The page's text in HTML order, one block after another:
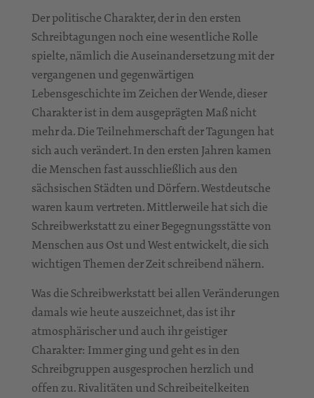
Der politische Charakter, der in den ersten
Schreibtagungen noch eine wesentliche Rolle
spielte, nämlich die Auseinandersetzung mit der
vergangenen und gegenwärtigen
Lebensgeschichte im Zeichen der Wende, dieser
Charakter ist in dem ausgeprägten Maß nicht
mehr da. Die Teilnehmerschaft der Tagungen hat
sich auch verändert. In den ersten Jahren kamen
die Menschen fast ausschließlich aus den
sächsischen Städten und Dörfern. Westdeutsche
waren kaum vertreten. Mittlerweile hat sich die
Schreibwerkstatt zu einer Begegnungsstätte von
Menschen aus Ost und West entwickelt, die sich
wichtigen Themen der Zeit schreibend nähern.
Was die Schreibwerkstatt bei allen Veränderungen
damals wie heute auszeichnet, das ist ihr
atmosphärischer und auch ihr geistiger
Charakter: Immer ging und geht es in den
Schreibgruppen ausgesprochen herzlich und
offen zu. Rivalitäten und Schreibeitelkeiten